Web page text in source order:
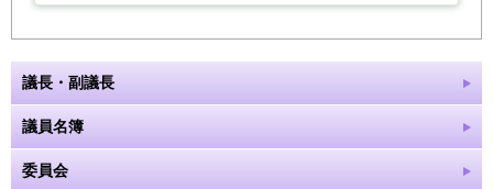
議長・副議長
議員名簿
委員会